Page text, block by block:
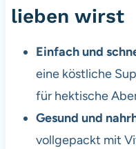
lieben wirst
Einfach und
eine köstliche
für hektische
Gesund und
vollgepackt mit